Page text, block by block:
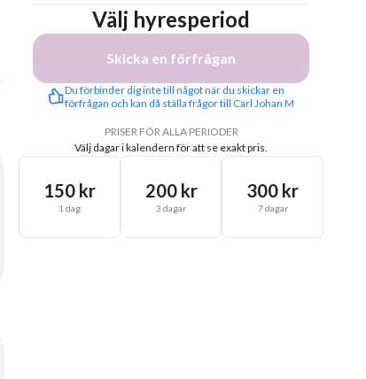
Välj hyresperiod
Skicka en förfrågan
Du förbinder dig inte till något när du skickar en
förfrågan och kan då ställa frågor till Carl Johan M
PRISER FÖR ALLA PERIODER
Välj dagar i kalendern för att se exakt pris.
150 kr
1 dag
200 kr
3 dagar
300 kr
7 dagar